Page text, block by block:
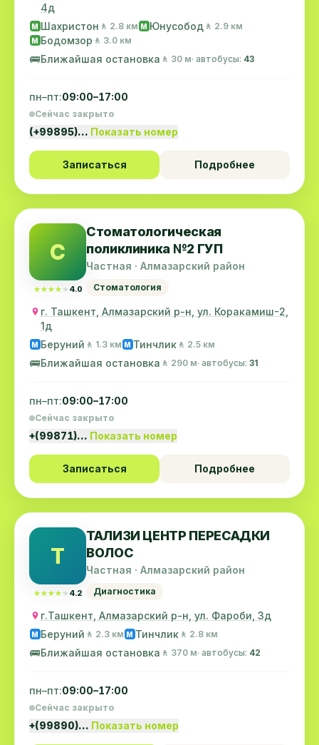
4д
M Шахристон 🚶 2.8 км M Юнусобод 🚶 2.9 км
M Бодомзор 🚶 3.0 км
🚌Ближайшая остановка 🚶 30 м· автобусы: 43
пн–пт:09:00–17:00
Сейчас закрыто
(+99895)… Показать номер
Записаться Подробнее
С
★★★★★
★★★★★ 4.0
Стоматологическая
поликлиника №2 ГУП
Частная · Алмазарский район
Стоматология
г. Ташкент, Алмазарский р-н, ул. Коракамиш-2,
1д
M Беруний 🚶 1.3 км M Тинчлик 🚶 2.5 км
🚌Ближайшая остановка 🚶 290 м· автобусы: 31
пн–пт:09:00–17:00
Сейчас закрыто
+(99871)… Показать номер
Записаться Подробнее
Т
★★★★★
★★★★★ 4.2
ТАЛИЗИ ЦЕНТР ПЕРЕСАДКИ
ВОЛОС
Частная · Алмазарский район
Диагностика
г.Ташкент, Алмазарский р-н, ул. Фароби, 3д
M Беруний 🚶 2.3 км M Тинчлик 🚶 2.8 км
🚌Ближайшая остановка 🚶 370 м· автобусы: 42
пн–пт:09:00–17:00
Сейчас закрыто
+(99890)… Показать номер